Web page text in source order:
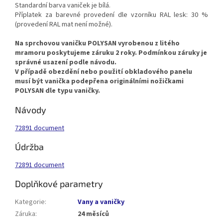
Standardní barva vaniček je bílá.
Příplatek za barevné provedení dle vzorníku RAL lesk: 30 %
(provedení RAL mat není možné).
Na sprchovou vaničku POLYSAN vyrobenou z litého
mramoru poskytujeme záruku 2 roky. Podmínkou záruky je
správné usazení podle návodu.
V případě obezdění nebo použití obkladového panelu
musí být vanička podepřena originálními nožičkami
POLYSAN dle typu vaničky.
Návody
72891 document
Údržba
72891 document
Doplňkové parametry
Kategorie:
Vany a vaničky
Záruka:
24 měsíců